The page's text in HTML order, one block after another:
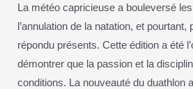
La météo capricieuse a bouleversé
l’annulation de la natation, et
répondu présents. Cette édition a été
démontrer que la passion et la
conditions. La nouveauté du duathlon